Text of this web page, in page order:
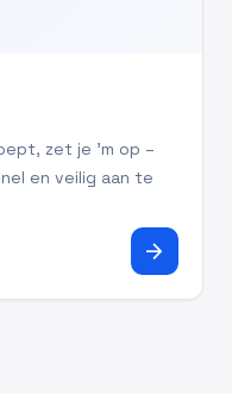
zet je 'm op –
en veilig aan te
arrow_forward